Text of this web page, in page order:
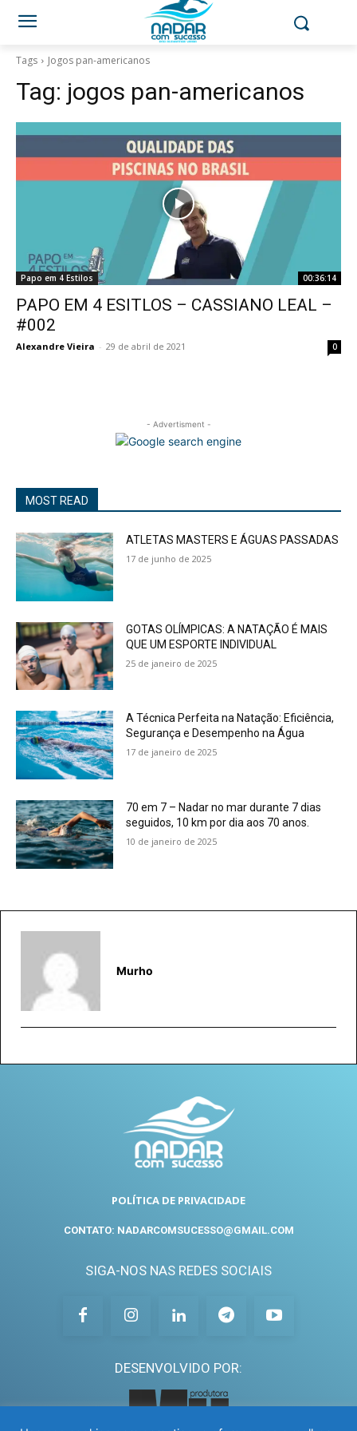
Tags Jogos pan-americanos
Tag: jogos pan-americanos
Papo em 4 Estilos 00:36:14
PAPO EM 4 ESITLOS – CASSIANO LEAL –
#002
Alexandre Vieira - 29 de abril de 2021 0
- Advertisment -
MOST READ
ATLETAS MASTERS E ÁGUAS PASSADAS
17 de junho de 2025
GOTAS OLÍMPICAS: A NATAÇÃO É MAIS
QUE UM ESPORTE INDIVIDUAL
25 de janeiro de 2025
A Técnica Perfeita na Natação: Eficiência,
Segurança e Desempenho na Água
17 de janeiro de 2025
70 em 7 – Nadar no mar durante 7 dias
seguidos, 10 km por dia aos 70 anos.
10 de janeiro de 2025
Murho
POLÍTICA DE PRIVACIDADE
CONTATO: NADARCOMSUCESSO@GMAIL.COM
SIGA-NOS NAS REDES SOCIAIS
DESENVOLVIDO POR: